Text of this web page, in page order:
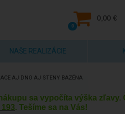
0,00 €
0
NAŠE REALIZÁCIE
AJ DNO AJ STENY BAZÉNA
sa vypočíta výška zľavy.
. Tešíme sa na Vás!